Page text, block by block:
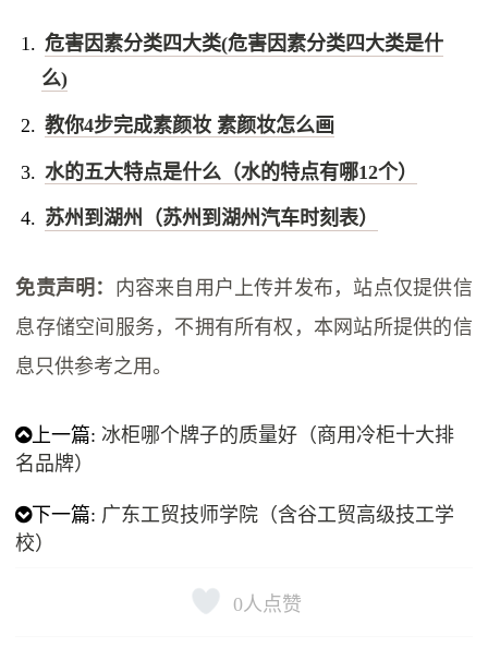
危害因素分类四大类(危害因素分类四大类是什
么)
教你4步完成素颜妆 素颜妆怎么画
水的五大特点是什么（水的特点有哪12个）
苏州到湖州（苏州到湖州汽车时刻表）
免责声明： 内容来自用户上传并发布，站点仅提供信
息存储空间服务，不拥有所有权，本网站所提供的信
息只供参考之用。
上一篇: 冰柜哪个牌子的质量好（商用冷柜十大排
名品牌）
下一篇: 广东工贸技师学院（含谷工贸高级技工学
校）
0 人点赞